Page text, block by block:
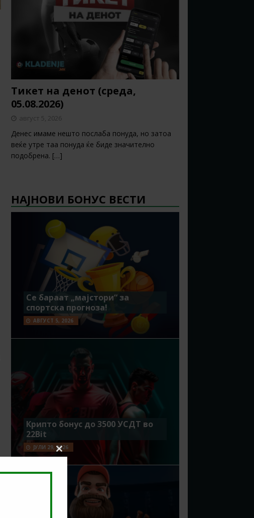
Тикет на денот (среда,
05.08.2026)
август 5, 2026
Денес имаме нешто послаба понуда, но затоа
веќе утре таа понуда ќе биде значително
подобрена. […]
НАЈНОВИ БОНУС ВЕСТИ
Се бараат „мајстори“ за
спортска прогноза!
АВГУСТ 5, 2026
Крипто бонус до 3500 УСДТ во
22Bit
ЈУЛИ 29, 2026
module